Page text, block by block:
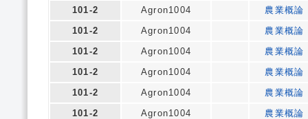
101-2
Agron1004
農業概論
101-2
Agron1004
農業概論
101-2
Agron1004
農業概論
101-2
Agron1004
農業概論
101-2
Agron1004
農業概論
101-2
Agron1004
農業概論